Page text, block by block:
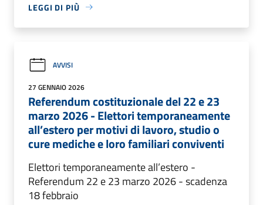
LEGGI DI PIÙ
AVVISI
27 GENNAIO 2026
Referendum costituzionale del 22 e 23
marzo 2026 - Elettori temporaneamente
all’estero per motivi di lavoro, studio o
cure mediche e loro familiari conviventi
Elettori temporaneamente all’estero -
Referendum 22 e 23 marzo 2026 - scadenza
18 febbraio